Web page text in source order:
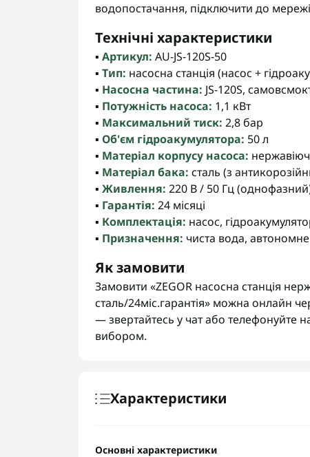
водопостачання, підключити до
Технічні характеристики
▪️ Артикул: AU-JS-120S-50
▪️ Тип: насосна станція (насос +
▪️ Насосна частина: JS-120S,
▪️ Потужність насоса: 1,1 кВт
▪️ Максимальний тиск: 2,8 бар
▪️ Об'єм гідроакумулятора: 50 л
▪️ Матеріал корпусу насоса:
▪️ Матеріал бака: сталь (з
▪️ Живлення: 220 В / 50 Гц
▪️ Гарантія: 24 місяці
▪️ Комплектація: насос,
▪️ Призначення: чиста вода,
Як замовити
Замовити «ZEGOR насосна станція
сталь/24міс.гарантія» можна онлайн
— звертайтесь у чат або
вибором.
Характеристики
Основні характеристики